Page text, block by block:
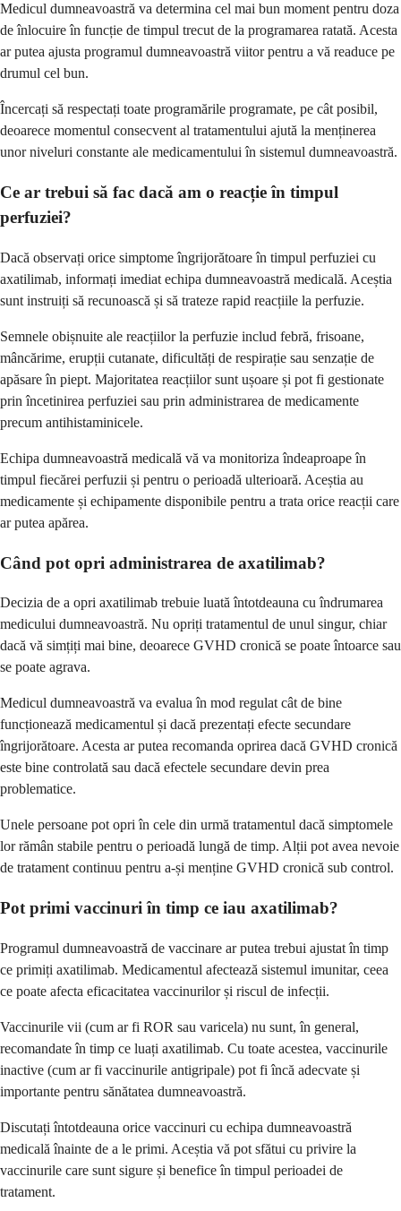
Medicul dumneavoastră va determina cel mai bun moment pentru doza
de înlocuire în funcție de timpul trecut de la programarea ratată. Acesta
ar putea ajusta programul dumneavoastră viitor pentru a vă readuce pe
drumul cel bun.
Încercați să respectați toate programările programate, pe cât posibil,
deoarece momentul consecvent al tratamentului ajută la menținerea
unor niveluri constante ale medicamentului în sistemul dumneavoastră.
Ce ar trebui să fac dacă am o reacție în timpul
perfuziei?
Dacă observați orice simptome îngrijorătoare în timpul perfuziei cu
axatilimab, informați imediat echipa dumneavoastră medicală. Aceștia
sunt instruiți să recunoască și să trateze rapid reacțiile la perfuzie.
Semnele obișnuite ale reacțiilor la perfuzie includ febră, frisoane,
mâncărime, erupții cutanate, dificultăți de respirație sau senzație de
apăsare în piept. Majoritatea reacțiilor sunt ușoare și pot fi gestionate
prin încetinirea perfuziei sau prin administrarea de medicamente
precum antihistaminicele.
Echipa dumneavoastră medicală vă va monitoriza îndeaproape în
timpul fiecărei perfuzii și pentru o perioadă ulterioară. Aceștia au
medicamente și echipamente disponibile pentru a trata orice reacții care
ar putea apărea.
Când pot opri administrarea de axatilimab?
Decizia de a opri axatilimab trebuie luată întotdeauna cu îndrumarea
medicului dumneavoastră. Nu opriți tratamentul de unul singur, chiar
dacă vă simțiți mai bine, deoarece GVHD cronică se poate întoarce sau
se poate agrava.
Medicul dumneavoastră va evalua în mod regulat cât de bine
funcționează medicamentul și dacă prezentați efecte secundare
îngrijorătoare. Acesta ar putea recomanda oprirea dacă GVHD cronică
este bine controlată sau dacă efectele secundare devin prea
problematice.
Unele persoane pot opri în cele din urmă tratamentul dacă simptomele
lor rămân stabile pentru o perioadă lungă de timp. Alții pot avea nevoie
de tratament continuu pentru a-și menține GVHD cronică sub control.
Pot primi vaccinuri în timp ce iau axatilimab?
Programul dumneavoastră de vaccinare ar putea trebui ajustat în timp
ce primiți axatilimab. Medicamentul afectează sistemul imunitar, ceea
ce poate afecta eficacitatea vaccinurilor și riscul de infecții.
Vaccinurile vii (cum ar fi ROR sau varicela) nu sunt, în general,
recomandate în timp ce luați axatilimab. Cu toate acestea, vaccinurile
inactive (cum ar fi vaccinurile antigripale) pot fi încă adecvate și
importante pentru sănătatea dumneavoastră.
Discutați întotdeauna orice vaccinuri cu echipa dumneavoastră
medicală înainte de a le primi. Aceștia vă pot sfătui cu privire la
vaccinurile care sunt sigure și benefice în timpul perioadei de
tratament.